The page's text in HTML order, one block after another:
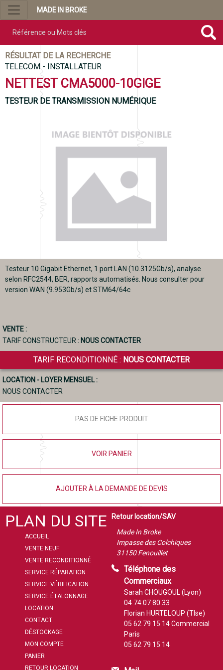
MADE IN BROKE
RÉSULTAT DE LA RECHERCHE
TELECOM - INSTALLATEUR
NETTEST CMA5000-10GIGE
TESTEUR DE TRANSMISSION NUMÉRIQUE
Testeur 10 Gigabit Ethernet, 1 port LAN (10.3125Gb/s), analyse
selon RFC2544, BER, rapports automatisés. Nous consulter pour
version WAN (9.953Gb/s) et STM64/64c
VENTE :
TARIF CONSTRUCTEUR : NOUS CONTACTER
TARIF RECONDITIONNÉ : NOUS CONTACTER
LOCATION - LOYER MENSUEL :
NOUS CONTACTER
PAS DE FICHE PRODUIT
VOIR PANIER
AJOUTER À LA DEMANDE DE DEVIS
PLAN DU SITE
ACCUEIL
VENTE NEUF
VENTE RECONDITIONNÉ
SERVICE RÉPARATION
SERVICE VÉRIFICATION
SERVICE ÉTALONNAGE
LOCATION
CONTACT
DÉSTOCKAGE
MON COMPTE
PANIER
RETOUR LOCATION
Retour location/SAV
Made In Broke
Impasse des Colchiques
31150 Fenouillet
Téléphone des
Commerciaux
Sarah CHOUGOUL (Lyon)
04 74 07 80 33
Florian HURTELOUP (Tlse)
05 62 79 15 14Commercial
Paris
05 62 79 15 14